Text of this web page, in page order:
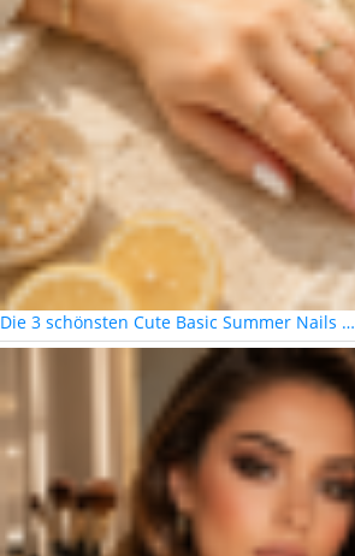
Die 3 schönsten Cute Basic Summer Nails …